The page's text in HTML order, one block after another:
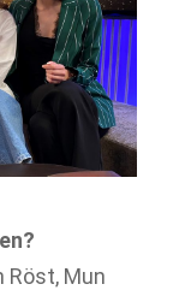
Röst, Mun